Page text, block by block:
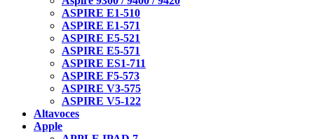
ASPIRE E1-510
ASPIRE E1-571
ASPIRE E5-521
ASPIRE E5-571
ASPIRE ES1-711
ASPIRE F5-573
ASPIRE V3-575
ASPIRE V5-122
Altavoces
Apple